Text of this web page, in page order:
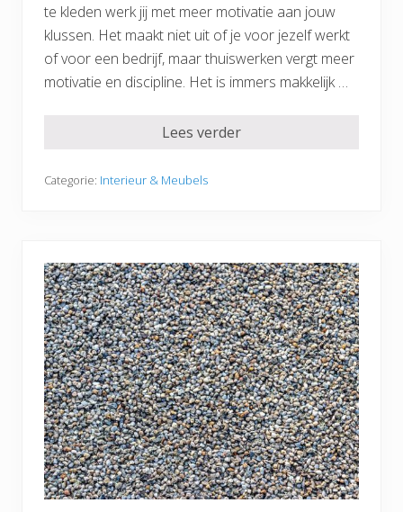
te kleden werk jij met meer motivatie aan jouw
klussen. Het maakt niet uit of je voor jezelf werkt
of voor een bedrijf, maar thuiswerken vergt meer
motivatie en discipline. Het is immers makkelijk …
Lees verder
Categorie: Interieur & Meubels